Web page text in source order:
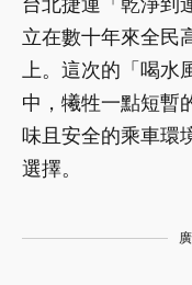
立在數十年來全民
上。這次的「喝
中，犧牲一點短暫
味且安全的乘車環
選擇。